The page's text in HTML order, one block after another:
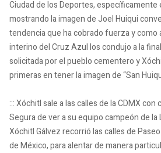
Ciudad de los Deportes, específicamente
mostrando la imagen de Joel Huiqui
tendencia que ha cobrado fuerza y como
interino del Cruz Azul los condujo a la
solicitada por el pueblo cementero y
primeras en tener la imagen de “San
::: Xóchitl sale a las calles de la CDMX
Segura de ver a su equipo campeón de la
Xóchitl Gálvez recorrió las calles de
de México, para alentar de manera